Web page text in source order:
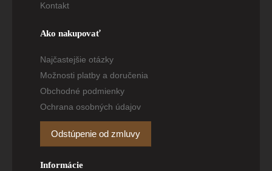
Kontakt
Ako nakupovať
Najčastejšie otázky
Možnosti platby a doručenia
Obchodné podmienky
Ochrana osobných údajov
Odstúpenie od zmluvy
Informácie